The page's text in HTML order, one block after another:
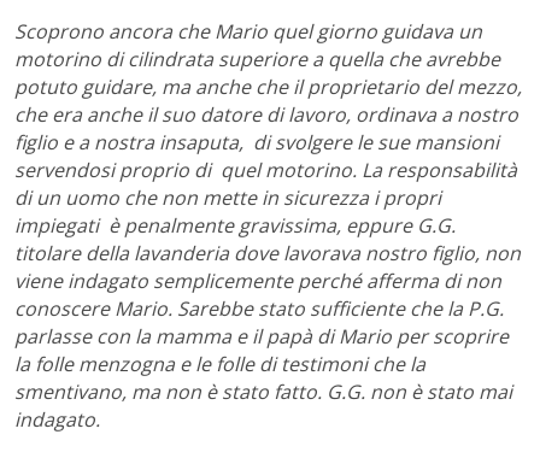
Scoprono ancora che Mario quel giorno guidava un
motorino di cilindrata superiore a quella che avrebbe
potuto guidare, ma anche che il proprietario del mezzo,
che era anche il suo datore di lavoro, ordinava a nostro
figlio e a nostra insaputa, di svolgere le sue mansioni
servendosi proprio di quel motorino. La responsabilità
di un uomo che non mette in sicurezza i propri
impiegati è penalmente gravissima, eppure G.G.
titolare della lavanderia dove lavorava nostro figlio, non
viene indagato semplicemente perché afferma di non
conoscere Mario. Sarebbe stato sufficiente che la P.G.
parlasse con la mamma e il papà di Mario per scoprire
la folle menzogna e le folle di testimoni che la
smentivano, ma non è stato fatto. G.G. non è stato mai
indagato.